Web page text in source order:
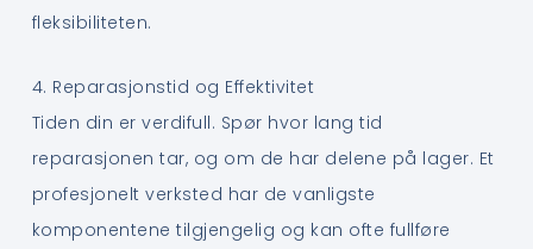
fleksibiliteten.
4. Reparasjonstid og Effektivitet
Tiden din er verdifull. Spør hvor lang tid
reparasjonen tar, og om de har delene på lager. Et
profesjonelt verksted har de vanligste
komponentene tilgjengelig og kan ofte fullføre